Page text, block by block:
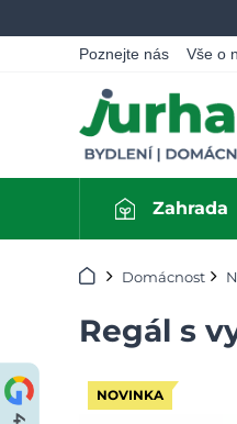
Poznejte nás Vše o
Zahrada
Úvod Domácnost
Regál s
NOVINKA